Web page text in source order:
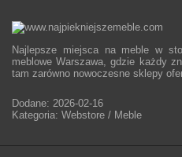
Najlepsze miejsca na meble w
meblowe Warszawa, gdzie każdy
tam zarówno nowoczesne sklepy
Dodane: 2026-02-16
Kategoria: Webstore / Meble